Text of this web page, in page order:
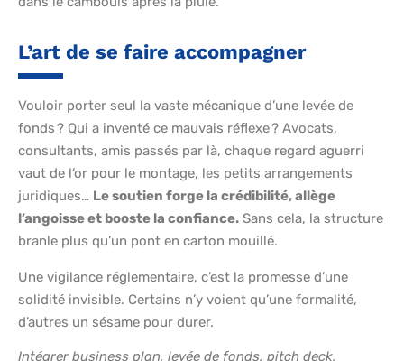
L’art de se faire accompagner
Vouloir porter seul la vaste mécanique d’une levée de
fonds ? Qui a inventé ce mauvais réflexe ? Avocats,
consultants, amis passés par là, chaque regard aguerri
vaut de l’or pour le montage, les petits arrangements
juridiques… Le soutien forge la crédibilité, allège
l’angoisse et booste la confiance. Sans cela, la structure
branle plus qu’un pont en carton mouillé.
Une vigilance réglementaire, c’est la promesse d’une
solidité invisible. Certains n’y voient qu’une formalité,
d’autres un sésame pour durer.
Intégrer business plan, levée de fonds, pitch deck,